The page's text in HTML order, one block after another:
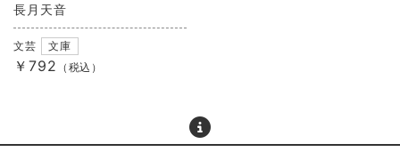
長月天音
文芸 文庫
￥792 （税込）